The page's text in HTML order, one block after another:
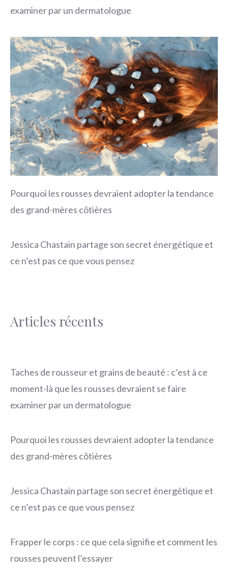
examiner par un dermatologue
Pourquoi les rousses devraient adopter la tendance
des grand-mères côtières
Jessica Chastain partage son secret énergétique et
ce n’est pas ce que vous pensez
Articles récents
Taches de rousseur et grains de beauté : c’est à ce
moment-là que les rousses devraient se faire
examiner par un dermatologue
Pourquoi les rousses devraient adopter la tendance
des grand-mères côtières
Jessica Chastain partage son secret énergétique et
ce n’est pas ce que vous pensez
Frapper le corps : ce que cela signifie et comment les
rousses peuvent l’essayer